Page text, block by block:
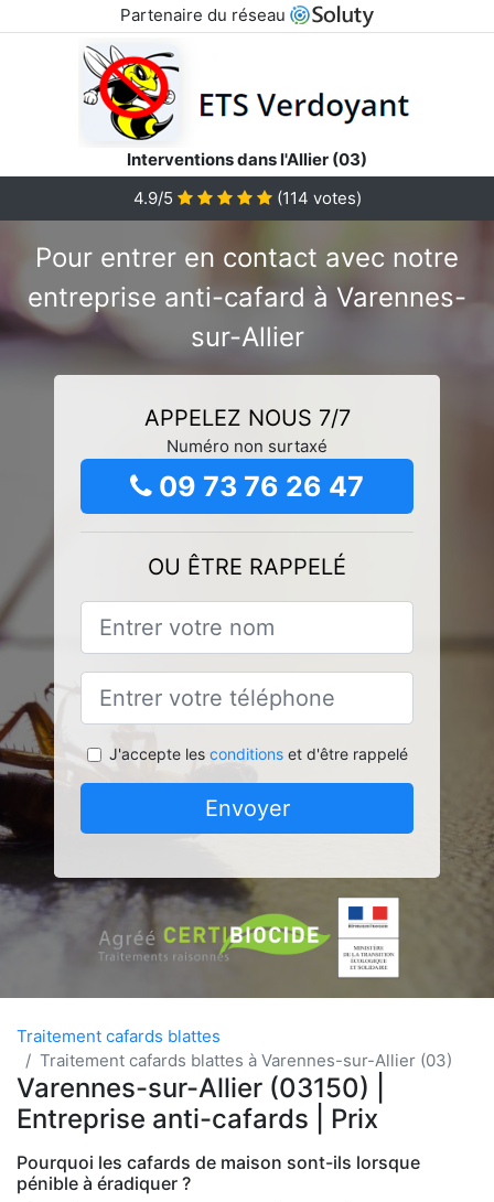
Partenaire du réseau
Interventions dans l'Allier (03)
4.9/5
(114 votes)
Pour entrer en contact avec notre
entreprise anti-cafard à Varennes-
sur-Allier
APPELEZ NOUS 7/7
Numéro non surtaxé
09 73 76 26 47
OU ÊTRE RAPPELÉ
J'accepte les conditionset d'être rappelé
Envoyer
Traitement cafards blattes
Traitement cafards blattes à Varennes-sur-Allier (03)
Varennes-sur-Allier (03150) |
Entreprise anti-cafards | Prix
Pourquoi les cafards de maison sont-ils lorsque
pénible à éradiquer ?